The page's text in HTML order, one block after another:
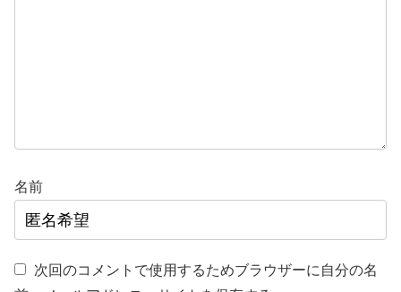
名前
次回のコメントで使用するためブラウザーに自分の名